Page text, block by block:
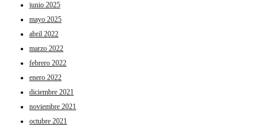
junio 2025
mayo 2025
abril 2022
marzo 2022
febrero 2022
enero 2022
diciembre 2021
noviembre 2021
octubre 2021